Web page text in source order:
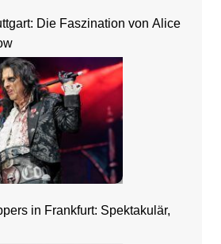
Die Faszination von Alice
in Frankfurt: Spektakulär,